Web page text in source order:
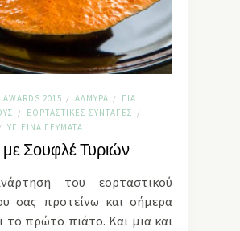
2015 / ΑΛΜΥΡΆ /
ΓΙΑ
/ ΕΟΡΤΑΣΤΙΚΈΣ ΣΥΝΤΑΓΈΣ /
/ ΥΓΙΕΙΝΆ ΓΕΎΜΑΤΑ
Σουφλέ Τυριών
του εορταστικού
σας προτείνω και σήμερα
το πρώτο πιάτο. Και μια και